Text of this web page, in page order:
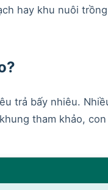
hay khu nuôi trồng
trả bấy nhiêu.
tham khảo, con